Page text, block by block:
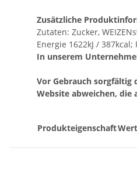
Zusätzliche
Zutaten: Zucker,
Energie 1622kJ /
In unserem
Vor Gebrauch sorgfältig
Website abweichen,
ProdukteigenschaftWert